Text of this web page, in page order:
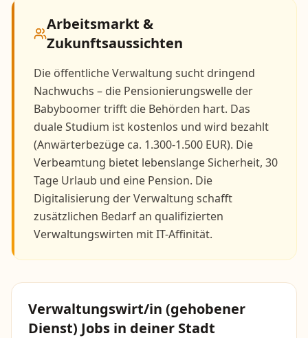
Arbeitsmarkt &
Zukunftsaussichten
Die öffentliche Verwaltung sucht dringend
Nachwuchs – die Pensionierungswelle der
Babyboomer trifft die Behörden hart. Das
duale Studium ist kostenlos und wird bezahlt
(Anwärterbezüge ca. 1.300-1.500 EUR). Die
Verbeamtung bietet lebenslange Sicherheit, 30
Tage Urlaub und eine Pension. Die
Digitalisierung der Verwaltung schafft
zusätzlichen Bedarf an qualifizierten
Verwaltungswirten mit IT-Affinität.
Verwaltungswirt/in (gehobener
Dienst) Jobs in deiner Stadt